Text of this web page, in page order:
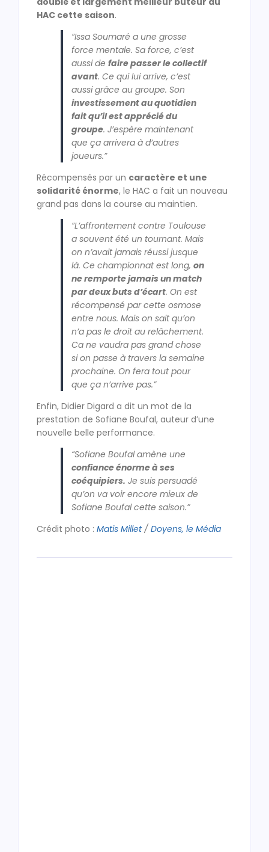
HAC cette saison.
“Issa Soumaré a une grosse
force mentale. Sa force, c’est
aussi de faire passer le collectif
avant. Ce qui lui arrive, c’est
aussi grâce au groupe. Son
investissement au quotidien
fait qu’il est apprécié du
groupe. J’espère maintenant
que ça arrivera à d’autres
joueurs.”
Récompensés par un caractère et une
solidarité énorme, le HAC a fait un nouveau
grand pas dans la course au maintien.
“L’affrontement contre Toulouse
a souvent été un tournant. Mais
on n’avait jamais réussi jusque
là. Ce championnat est long, on
ne remporte jamais un match
par deux buts d’écart. On est
récompensé par cette osmose
entre nous. Mais on sait qu’on
n’a pas le droit au relâchement.
Ca ne vaudra pas grand chose
si on passe à travers la semaine
prochaine. On fera tout pour
que ça n’arrive pas.”
Enfin, Didier Digard a dit un mot de la
prestation de Sofiane Boufal, auteur d’une
nouvelle belle performance.
“Sofiane Boufal amène une
confiance énorme à ses
coéquipiers. Je suis persuadé
qu’on va voir encore mieux de
Sofiane Boufal cette saison.”
Crédit photo : Matis Millet/ Doyens, le Média